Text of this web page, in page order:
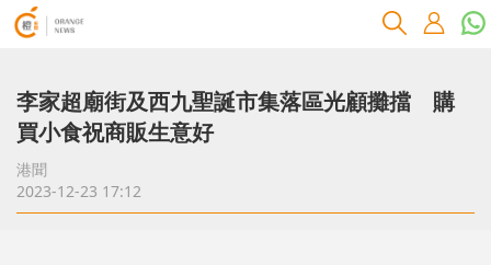
李家超廟街及西九聖誕市集落區光顧攤擋 購
買小食祝商販生意好
港聞
2023-12-23 17:12